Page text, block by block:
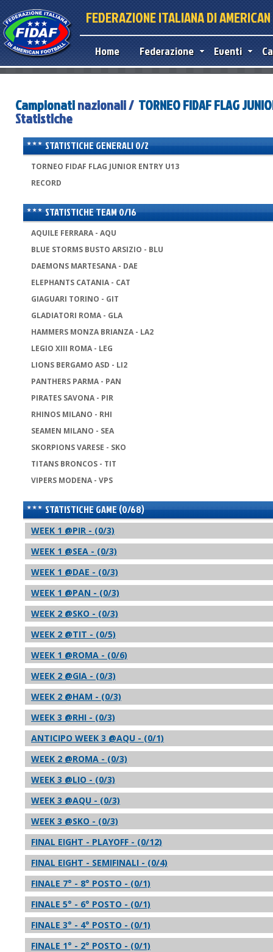
FEDERAZIONE ITALIANA DI
Home Federazione Eventi
Campionatinazionali / TORNEO FIDAF FLAG
Statistiche
STATISTICHE GENERALI 0/2
TORNEO FIDAF FLAG JUNIOR ENTRY U13
RECORD
STATISTICHE TEAM 0/16
AQUILE FERRARA - AQU
BLUE STORMS BUSTO ARSIZIO - BLU
DAEMONS MARTESANA - DAE
ELEPHANTS CATANIA - CAT
GIAGUARI TORINO - GIT
GLADIATORI ROMA - GLA
HAMMERS MONZA BRIANZA - LA2
LEGIO XIII ROMA - LEG
LIONS BERGAMO ASD - LI2
PANTHERS PARMA - PAN
PIRATES SAVONA - PIR
RHINOS MILANO - RHI
SEAMEN MILANO - SEA
SKORPIONS VARESE - SKO
TITANS BRONCOS - TIT
VIPERS MODENA - VPS
STATISTICHE GAME (0/68)
WEEK 1 @PIR - (0/3)
WEEK 1 @SEA - (0/3)
WEEK 1 @DAE - (0/3)
WEEK 1 @PAN - (0/3)
WEEK 2 @SKO - (0/3)
WEEK 2 @TIT - (0/5)
WEEK 1 @ROMA - (0/6)
WEEK 2 @GIA - (0/3)
WEEK 2 @HAM - (0/3)
WEEK 3 @RHI - (0/3)
ANTICIPO WEEK 3 @AQU - (0/1)
WEEK 2 @ROMA - (0/3)
WEEK 3 @LIO - (0/3)
WEEK 3 @AQU - (0/3)
WEEK 3 @SKO - (0/3)
FINAL EIGHT - PLAYOFF - (0/12)
FINAL EIGHT - SEMIFINALI - (0/4)
FINALE 7° - 8° POSTO - (0/1)
FINALE 5° - 6° POSTO - (0/1)
FINALE 3° - 4° POSTO - (0/1)
FINALE 1° - 2° POSTO - (0/1)